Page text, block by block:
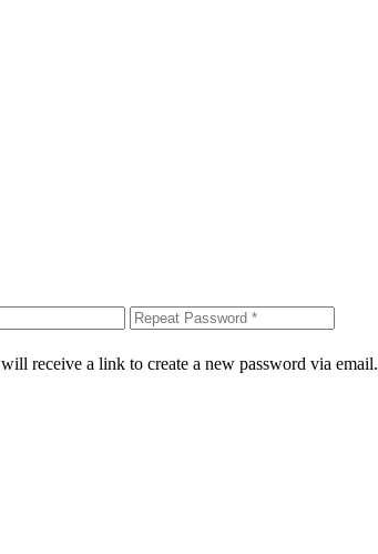
receive a link to create a new password via email.